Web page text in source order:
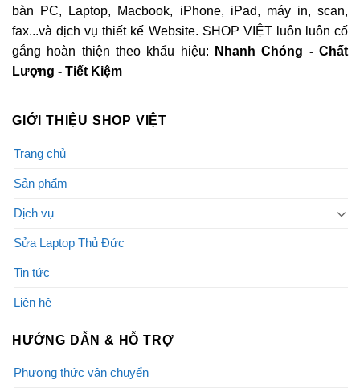
bàn PC, Laptop, Macbook, iPhone, iPad, máy in, scan,
fax...và dịch vụ thiết kế Website. SHOP VIỆT luôn luôn cố
gắng hoàn thiện theo khẩu hiệu:
Nhanh Chóng - Chất
Lượng - Tiết Kiệm
GIỚI THIỆU SHOP VIỆT
Trang chủ
Sản phẩm
Dịch vụ
Sửa Laptop Thủ Đức
Tin tức
Liên hệ
HƯỚNG DẪN & HỖ TRỢ
Phương thức vận chuyển